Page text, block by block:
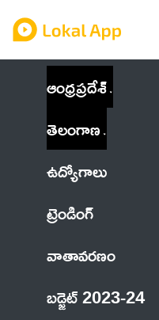
ఆంధ్రప్రదేశ్
తెలంగాణ
ఉద్యోగాలు
ట్రెండింగ్
వాతావరణం
బడ్జెట్ 2023-24